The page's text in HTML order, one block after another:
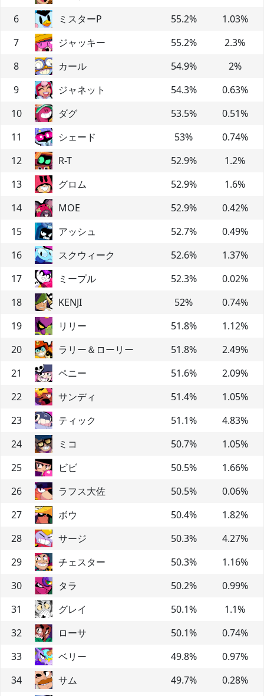
6
ミスターP 55.2% 1.03%
7
ジャッキー 55.2% 2.3%
8
カール 54.9% 2%
9
ジャネット 54.3% 0.63%
10
ダグ 53.5% 0.51%
11
シェード 53% 0.74%
12
R-T 52.9% 1.2%
13
グロム 52.9% 1.6%
14
MOE 52.9% 0.42%
15
アッシュ 52.7% 0.49%
16
スクウィーク 52.6% 1.37%
17
ミープル 52.3% 0.02%
18
KENJI 52% 0.74%
19
リリー 51.8% 1.12%
20
ラリー＆ローリー 51.8% 2.49%
21
ペニー 51.6% 2.09%
22
サンディ 51.4% 1.05%
23
ティック 51.1% 4.83%
24
ミコ 50.7% 1.05%
25
ビビ 50.5% 1.66%
26
ラフス大佐 50.5% 0.06%
27
ボウ 50.4% 1.82%
28
サージ 50.3% 4.27%
29
チェスター 50.3% 1.16%
30
タラ 50.2% 0.99%
31
グレイ 50.1% 1.1%
32
ローサ 50.1% 0.74%
33
ベリー 49.8% 0.97%
34
サム 49.7% 0.28%